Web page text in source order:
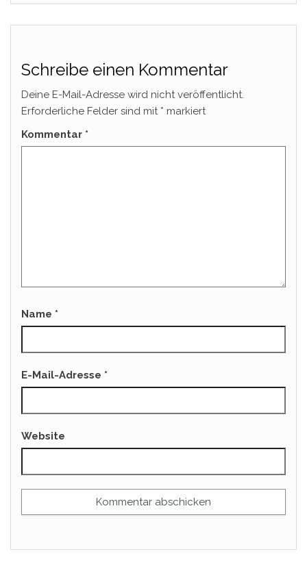
Schreibe einen Kommentar
Deine E-Mail-Adresse wird nicht veröffentlicht.
Erforderliche Felder sind mit * markiert
Kommentar *
Name *
E-Mail-Adresse *
Website